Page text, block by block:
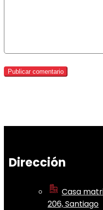
Dirección
Casa
206, Santiago